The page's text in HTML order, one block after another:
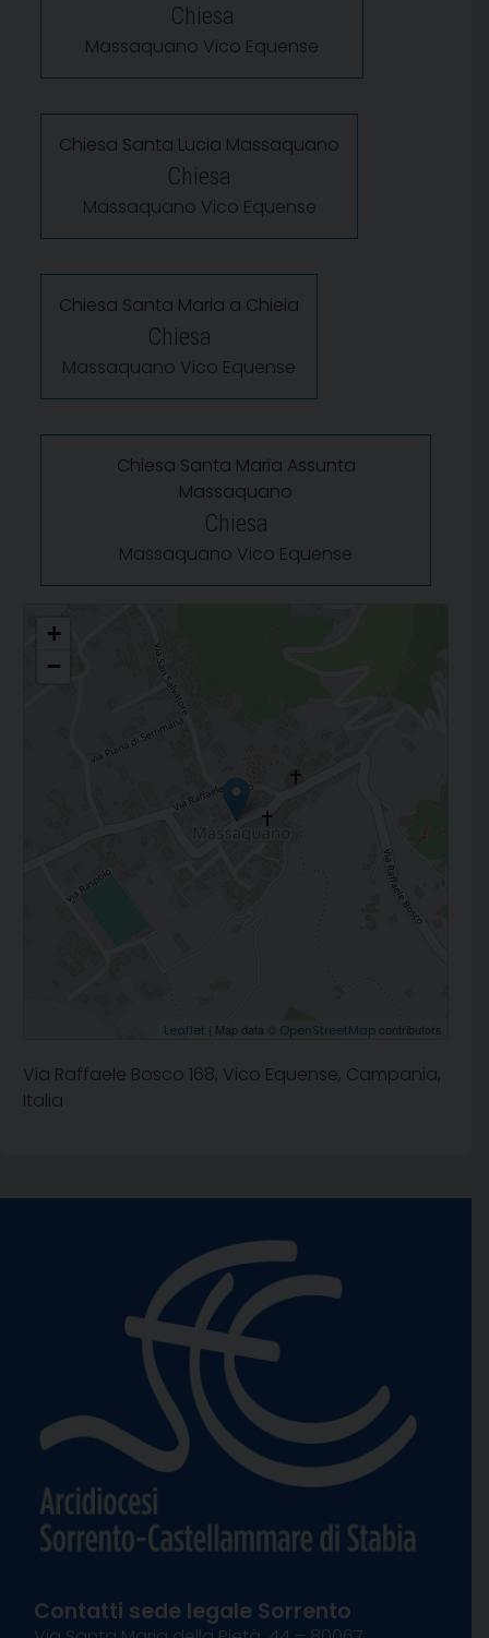
Chiesa
Massaquano Vico Equense
Chiesa Santa Lucia Massaquano
Chiesa
Massaquano Vico Equense
Chiesa Santa Maria a Chieia
Chiesa
Massaquano Vico Equense
Chiesa Santa Maria Assunta
Massaquano
Chiesa
Massaquano Vico Equense
+
−
Leaflet | Map data © OpenStreetMap contributors
Via Raffaele Bosco 168, Vico Equense, Campania,
Italia
Contatti sede legale Sorrento